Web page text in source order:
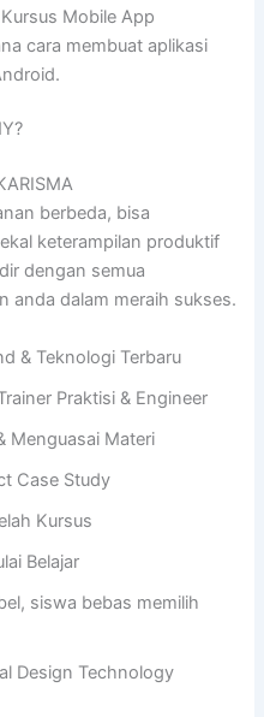
Kursus Mobile App
cara membuat aplikasi
berbeda, bisa
keterampilan produktif
dengan semua
anda dalam meraih sukses.
& Teknologi Terbaru
Praktisi & Engineer
Menguasai Materi
Case Study
Kursus
Belajar
siswa bebas memilih
Design Technology